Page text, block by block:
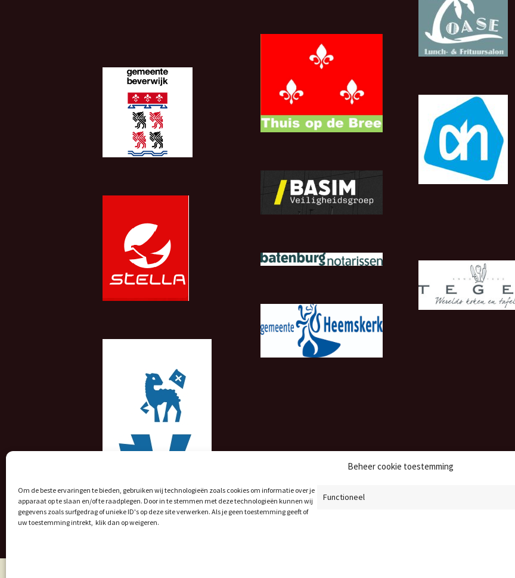
Beheer cookie toestemming
Om de beste ervaringen te bieden, gebruiken wij technologieën zoals cookies om informatie over je
apparaat op te slaan en/of te raadplegen. Door in te stemmen met deze technologieën kunnen wij
gegevens zoals surfgedrag of unieke ID's op deze site verwerken. Als je geen toestemming geeft of
uw toestemming intrekt, klik dan op weigeren.
Functioneel